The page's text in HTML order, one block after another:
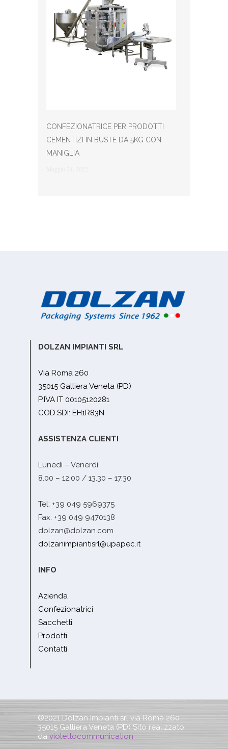
CONFEZIONATRICE PER PRODOTTI
CEMENTIZI IN BUSTE DA 5KG CON
MANIGLIA
DOLZAN IMPIANTI SRL
Via Roma 260
35015 Galliera Veneta (PD)
P.IVA IT 00105120281
COD.SDI: EH1R83N
ASSISTENZA CLIENTI
Lunedì – Venerdì
8.00 – 12.00 / 13.30 – 17.30
Tel: +39 049 5969375
Fax: +39 049 9470138
dolzan@dolzan.com
dolzanimpiantisrl@upapec.it
INFO
Azienda
Confezionatrici
Sacchetti
Prodotti
Contatti
®2021 Dolzan Impianti srl via Roma 260
35015 Galliera Veneta (PD) Sito realizzato
da violettocommunication